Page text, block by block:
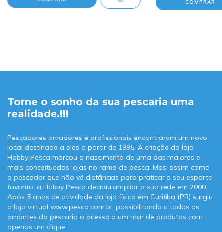
Torne o sonho da sua pescaria uma
realidade.!!!
Pescadores amadores e profissionais encontraram um novo
local destinado a eles a partir de 1995. A criação da loja
Hobby Pesca marcou o nascimento de uma das maiores e
mais conceituadas lojas no ramo de pesca. Mas, assim como
o pescador que não vê distâncias para praticar o seu esporte
favorito, a Hobby Pesca decidiu ampliar a sua rede em 2000.
Após 5 anos de atividade da loja física em Curitiba (PR) surgiu
a loja virtual www.pesca.com.br, possibilitando a todos os
amantes da pescaria o acesso a um mar de produtos com
apenas um clique.